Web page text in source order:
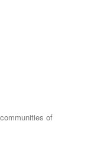
of